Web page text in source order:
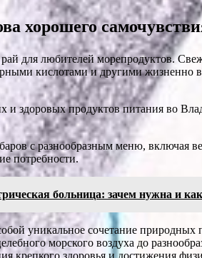
хорошего
для любителей морепродуктов.
кислотами и другими
и здоровых продуктов питания во
с разнообразным меню, включая
потребности.
больница: зачем нужна и
уникальное сочетание
морского воздуха до